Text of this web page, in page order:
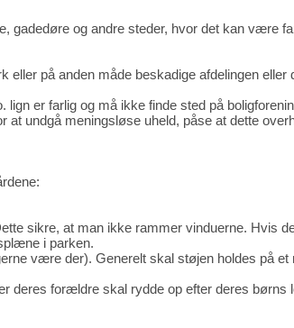
gadedøre og andre steder, hvor det kan være
på anden måde beskadige afdelingen eller
er farlig og må ikke finde sted på
undgå meningsløse uheld, påse at dette
sikre, at man ikke rammer vinduerne. Hvis
i parken.
være der). Generelt skal støjen holdes på et
deres forældre skal rydde op efter deres børns